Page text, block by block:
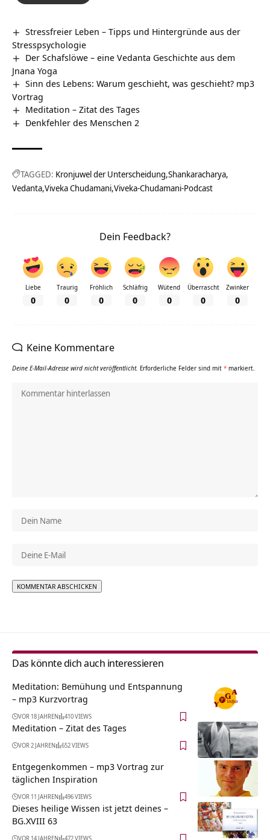
Stressfreier Leben – Tipps und Hintergründe aus der
Stresspsychologie
Der Schafslöwe – eine Vedanta Geschichte aus dem
Jnana Yoga
Sinn des Lebens: Warum geschieht, was geschieht? mp3
Vortrag
Meditation – Zitat des Tages
Denkfehler des Menschen 2
TAGGED: Kronjuwel der Unterscheidung Shankaracharya
Vedanta Viveka Chudamani Viveka-Chudamani-Podcast
Dein Feedback?
Liebe
0
Traurig
0
Fröhlich
0
Schläfrig
0
Wütend
0
Überrascht
0
Zwinker
0
Keine Kommentare
Deine E-Mail-Adresse wird nicht veröffentlicht. Erforderliche Felder sind mit * markiert.
Das könnte dich auch interessieren
Meditation: Bemühung und Entspannung
– mp3 Kurzvortrag
VOR 18 JAHREN 410 VIEWS
Meditation – Zitat des Tages
VOR 2 JAHREN 652 VIEWS
Entgegenkommen – mp3 Vortrag zur
täglichen Inspiration
VOR 11 JAHREN 496 VIEWS
Dieses heilige Wissen ist jetzt deines –
BG.XVIII 63
VOR 14 JAHREN 472 VIEWS